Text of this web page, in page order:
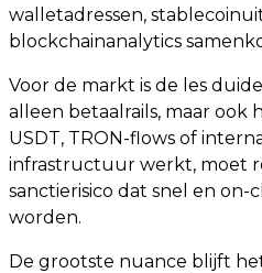
walletadressen,
blockchainanalytics
Voor de markt is de les
alleen betaalrails, maar ook
USDT, TRON-flows of
infrastructuur werkt, moet
sanctierisico dat snel en on-
worden.
De grootste nuance blijft